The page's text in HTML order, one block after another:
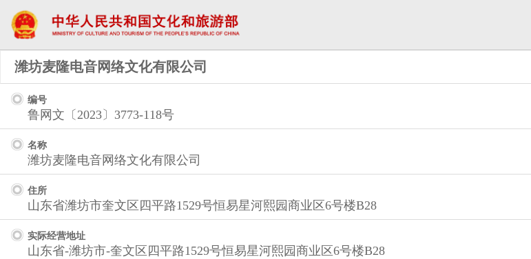
潍坊麦隆电音网络文化有限公司
编号
鲁网文〔2023〕3773-118号
名称
潍坊麦隆电音网络文化有限公司
住所
山东省潍坊市奎文区四平路1529号恒易星河熙园商业区6号楼B28
实际经营地址
山东省-潍坊市-奎文区四平路1529号恒易星河熙园商业区6号楼B28